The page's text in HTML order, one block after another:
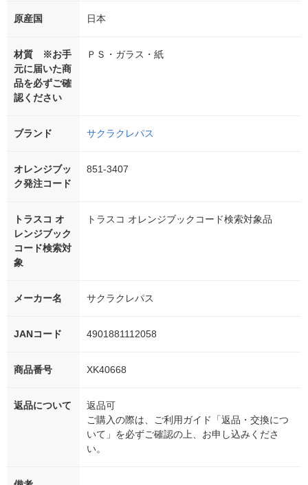
原産国 日本
材質 ※お手
元に届いた商
品を必ずご確
認ください
ＰＳ・ガラス・紙
ブランド サクラクレパス
オレンジブッ
ク発注コード
851-3407
トラスコ オ
レンジブック
コード検索対
象
トラスコ オレンジブックコード検索対象品
メーカー名 サクラクレパス
JANコード 4901881112058
商品番号 XK40668
返品について
返品可
ご購入の際は、ご利用ガイド「返品・交換につ
いて」を必ずご確認の上、お申し込みくださ
い。